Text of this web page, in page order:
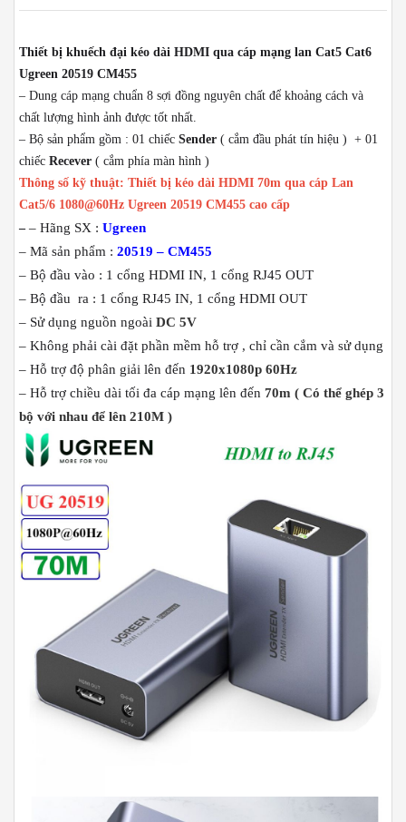
Thiết bị khuếch đại kéo dài HDMI qua cáp mạng lan Cat5 Cat6
Ugreen 20519 CM455
– Dung cáp mạng chuẩn 8 sợi đồng nguyên chất để khoảng cách và
chất lượng hình ảnh được tốt nhất.
– Bộ sản phẩm gồm : 01 chiếc Sender ( cắm đầu phát tín hiệu ) + 01
chiếc Recever ( cắm phía màn hình )
Thông số kỹ thuật: Thiết bị kéo dài HDMI 70m qua cáp Lan
Cat5/6 1080@60Hz Ugreen 20519 CM455 cao cấp
– – Hãng SX : Ugreen
– Mã sản phẩm : 20519 – CM455
– Bộ đầu vào : 1 cổng HDMI IN, 1 cổng RJ45 OUT
– Bộ đầu ra : 1 cổng RJ45 IN, 1 cổng HDMI OUT
– Sử dụng nguồn ngoài DC 5V
– Không phải cài đặt phần mềm hỗ trợ , chỉ cần cắm và sử dụng
– Hỗ trợ độ phân giải lên đến 1920x1080p 60Hz
– Hỗ trợ chiều dài tối đa cáp mạng lên đến 70m ( Có thể ghép 3
bộ với nhau để lên 210M )